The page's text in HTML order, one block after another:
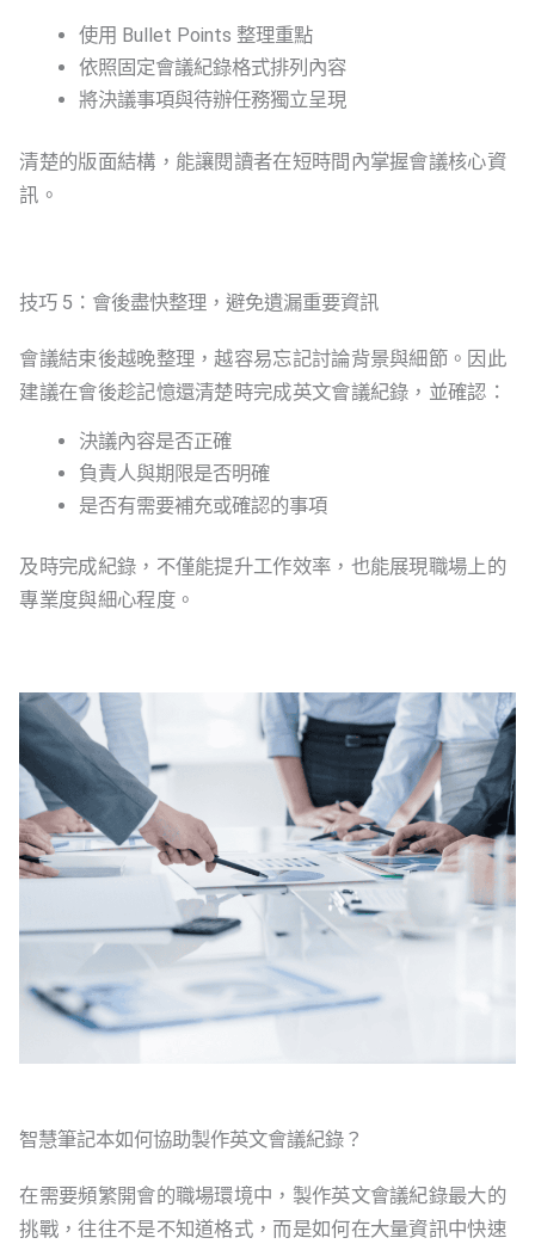
使用 Bullet Points 整理重點
依照固定會議紀錄格式排列內容
將決議事項與待辦任務獨立呈現
清楚的版面結構，能讓閱讀者在短時間內掌握會議核心資
訊。
技巧 5：會後盡快整理，避免遺漏重要資訊
會議結束後越晚整理，越容易忘記討論背景與細節。因此
建議在會後趁記憶還清楚時完成英文會議紀錄，並確認：
決議內容是否正確
負責人與期限是否明確
是否有需要補充或確認的事項
及時完成紀錄，不僅能提升工作效率，也能展現職場上的
專業度與細心程度。
智慧筆記本如何協助製作英文會議紀錄？
在需要頻繁開會的職場環境中，製作英文會議紀錄最大的
挑戰，往往不是不知道格式，而是如何在大量資訊中快速